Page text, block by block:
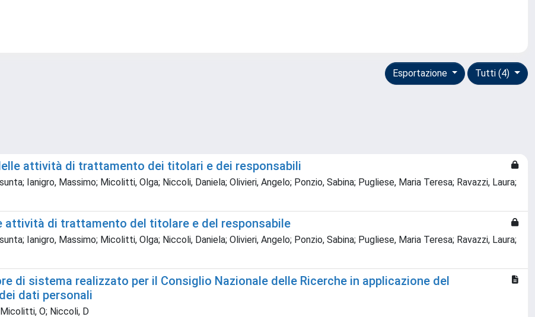
Tutti (4)
Esportazione
attività di trattamento dei titolari e dei responsabili
Ianigro, Massimo; Micolitti, Olga; Niccoli, Daniela; Olivieri, Angelo; Ponzio, Sabina; Pugliese, Maria Teresa; Ravazzi, Laura;
attività di trattamento del titolare e del responsabile
Ianigro, Massimo; Micolitti, Olga; Niccoli, Daniela; Olivieri, Angelo; Ponzio, Sabina; Pugliese, Maria Teresa; Ravazzi, Laura;
di sistema realizzato per il Consiglio Nazionale delle Ricerche in applicazione del
dati personali
O; Niccoli, D